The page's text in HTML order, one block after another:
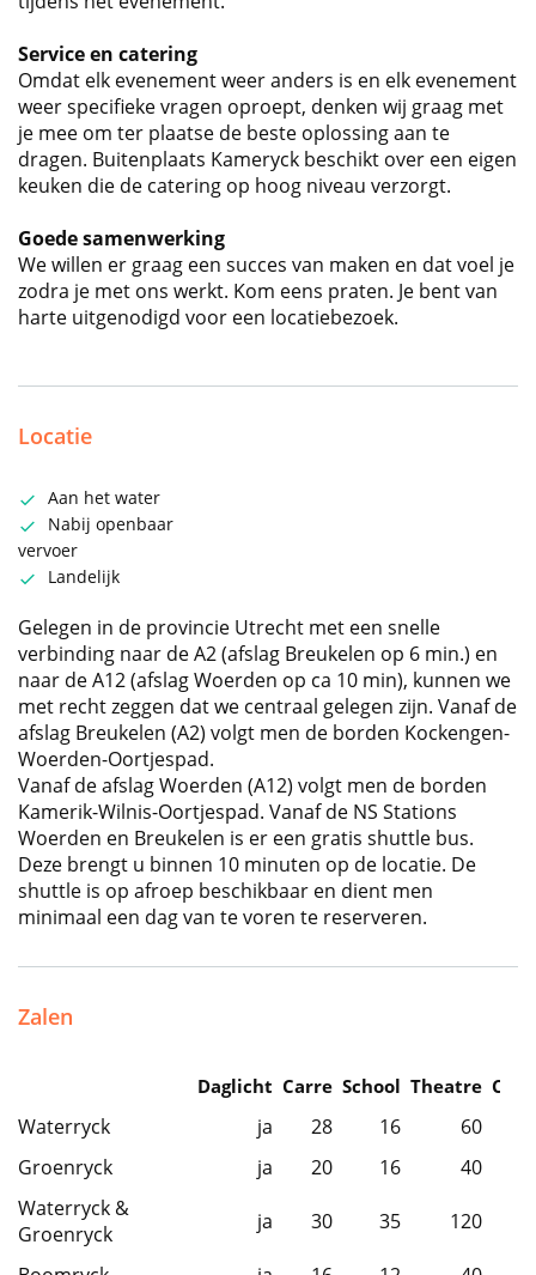
Service en catering
Omdat elk evenement weer anders is en elk evenement
weer specifieke vragen oproept, denken wij graag met
je mee om ter plaatse de beste oplossing aan te
dragen. Buitenplaats Kameryck beschikt over een eigen
keuken die de catering op hoog niveau verzorgt.
Goede samenwerking
We willen er graag een succes van maken en dat voel je
zodra je met ons werkt. Kom eens praten. Je bent van
harte uitgenodigd voor een locatiebezoek.
Locatie
Aan het water
Nabij openbaar
vervoer
Landelijk
Gelegen in de provincie Utrecht met een snelle
verbinding naar de A2 (afslag Breukelen op 6 min.) en
naar de A12 (afslag Woerden op ca 10 min), kunnen we
met recht zeggen dat we centraal gelegen zijn. Vanaf de
afslag Breukelen (A2) volgt men de borden Kockengen-
Woerden-Oortjespad.
Vanaf de afslag Woerden (A12) volgt men de borden
Kamerik-Wilnis-Oortjespad. Vanaf de NS Stations
Woerden en Breukelen is er een gratis shuttle bus.
Deze brengt u binnen 10 minuten op de locatie. De
shuttle is op afroep beschikbaar en dient men
minimaal een dag van te voren te reserveren.
Zalen
Daglicht Carre School Theatre
Waterryck ja 28 16
60
Groenryck
ja 20 16
40
Waterryck &
Groenryck
ja 30 35 120